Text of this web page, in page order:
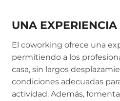
UNA
El coworking ofrece una
permitiendo a los
casa, sin largos
condiciones adecuadas
actividad. Además,